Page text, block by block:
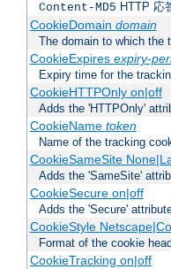
Content-MD5 HTTP 応
CookieDomain domain
The domain to which the
CookieExpires expiry-
Expiry time for the
CookieHTTPOnly on|off
Adds the 'HTTPOnly'
CookieName token
Name of the tracking
CookieSameSite
Adds the 'SameSite'
CookieSecure on|off
Adds the 'Secure'
CookieStyle
Format of the cookie
CookieTracking on|off